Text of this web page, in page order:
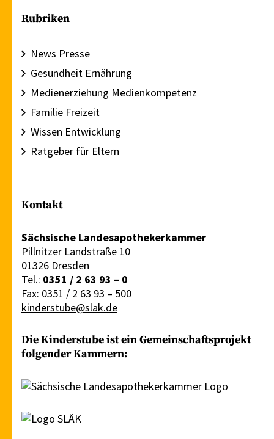
Rubriken
News Presse
Gesundheit Ernährung
Medienerziehung Medienkompetenz
Familie Freizeit
Wissen Entwicklung
Ratgeber für Eltern
Kontakt
Sächsische Landesapothekerkammer
Pillnitzer Landstraße 10
01326 Dresden
Tel.: 0351 / 2 63 93 – 0
Fax: 0351 / 2 63 93 – 500
kinderstube@slak.de
Die Kinderstube ist ein Gemeinschaftsprojekt
folgender Kammern: